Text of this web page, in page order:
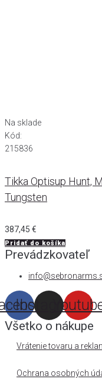
Na sklade
Kód:
215836
Tikka Optisup Hunt,
Tungsten
387,45 €
Pridať do košíka
Prevádzkovateľ
Instagram
Všetko o nákupe
Vrátenie tovaru a
Ochrana osobných